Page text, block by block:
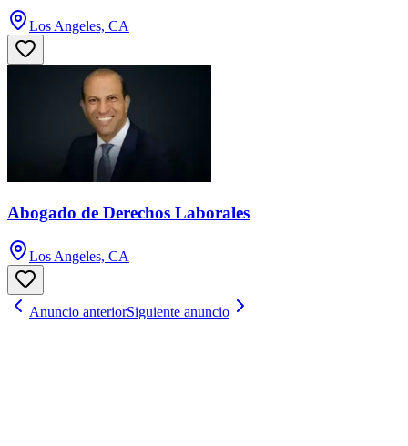
Los Angeles, CA
Abogado de Derechos Laborales
Los Angeles, CA
Anuncio anteriorSiguiente anuncio